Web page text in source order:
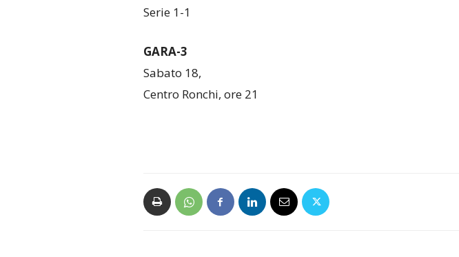
Serie 1-1
GARA-3
Sabato 18,
Centro Ronchi, ore 21